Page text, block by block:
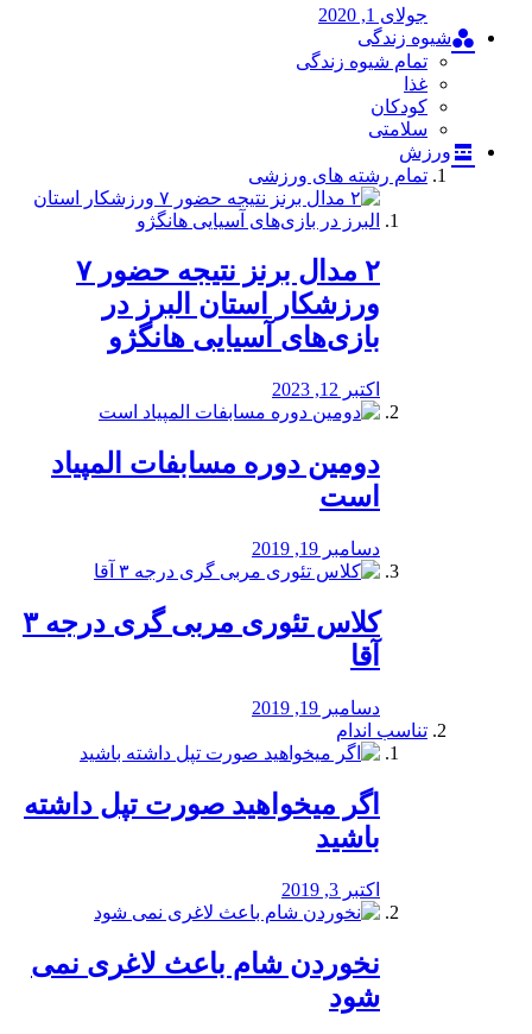
جولای 1, 2020
شیوه زندگی
تمام شیوه زندگی
غذا
کودکان
سلامتی
ورزش
تمام رشته های ورزشی
۲ مدال برنز نتیجه حضور ۷
ورزشکار استان البرز در
بازی‌های آسیایی هانگژو
اکتبر 12, 2023
دومین دوره مسابفات المپیاد
است
دسامبر 19, 2019
کلاس تئوری مربی گری درجه ۳
آقا
دسامبر 19, 2019
تناسب اندام
اگر میخواهید صورت تپل داشته
باشید
اکتبر 3, 2019
نخوردن شام باعث لاغری نمی
‌شود